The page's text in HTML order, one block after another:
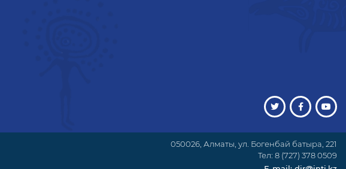
050026, Алматы, ул. Богенбай батыра, 221
Тел: 8 (727) 378 0509